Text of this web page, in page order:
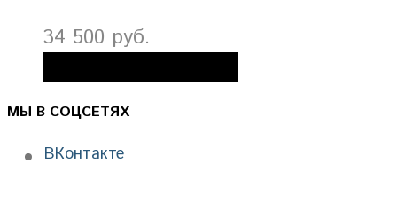
34 500 руб.
МЫ В СОЦСЕТЯХ
ВКонтакте